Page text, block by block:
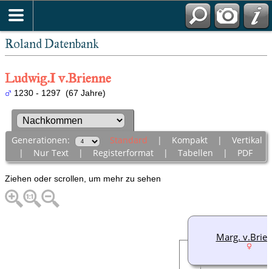
Roland Datenbank
Ludwig.I v.Brienne
1230 - 1297 (67 Jahre)
Generationen: Standard | Kompakt| Vertikal
| Nur Text| Registerformat| Tabellen | PDF
Ziehen oder scrollen, um mehr zu sehen
Marg.